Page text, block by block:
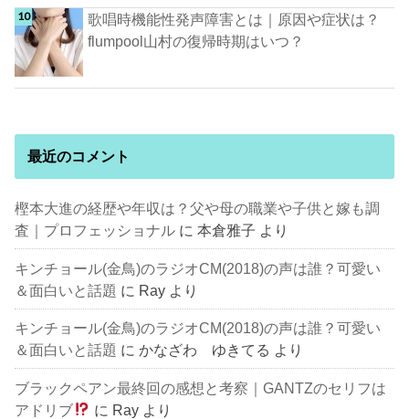
歌唱時機能性発声障害とは｜原因や症状は？
flumpool山村の復帰時期はいつ？
最近のコメント
樫本大進の経歴や年収は？父や母の職業や子供と嫁も調
査｜プロフェッショナル に本倉雅子 より
キンチョール(金鳥)のラジオCM(2018)の声は誰？可愛い
＆面白いと話題 に Ray より
キンチョール(金鳥)のラジオCM(2018)の声は誰？可愛い
＆面白いと話題 にかなざわ ゆきてる より
ブラックペアン最終回の感想と考察｜GANTZのセリフは
アドリブ
に Ray より